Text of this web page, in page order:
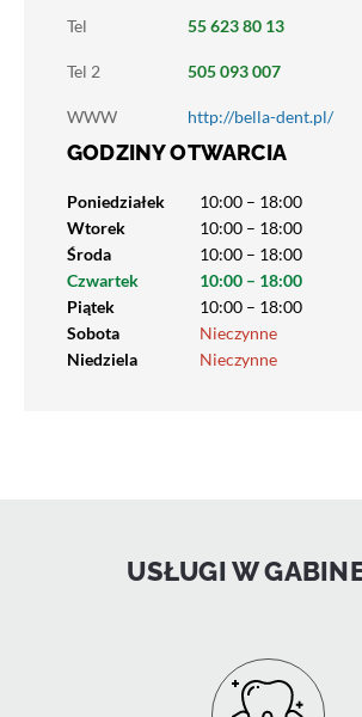
Tel
55 623 80 13
Tel 2 505 093 007
WWW http://bella-dent.pl/
GODZINY OTWARCIA
Poniedziałek
10:00 – 18:00
Wtorek
10:00 – 18:00
Środa
10:00 – 18:00
Czwartek
10:00 – 18:00
Piątek
10:00 – 18:00
Sobota
Nieczynne
Niedziela
Nieczynne
USŁUGI W